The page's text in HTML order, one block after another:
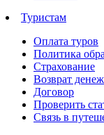
Туристам
Оплата туров
Политика
Страхование
Возврат
Договор
Проверить
Связь в